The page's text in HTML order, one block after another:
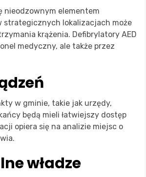
nieodzownym elementem
strategicznych lokalizacjach może
krążenia. Defibrylatory AED
medyczny, ale także przez
w gminie, takie jak urzędy,
będą mieli łatwiejszy dostęp
opiera się na analizie miejsc o
władze